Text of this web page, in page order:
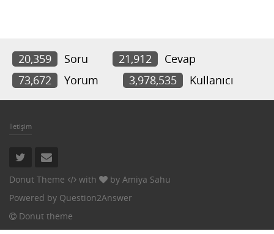
20,359 Soru 21,912
Cevap
73,672
Yorum 3,978,535 Kullanıcı
İletişim
Donut Theme with by Amiya Sahu
Powered by Question2Answer
Donut theme